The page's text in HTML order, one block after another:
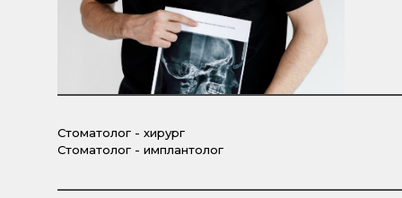
Стоматолог - хирург
Стоматолог - имплантолог